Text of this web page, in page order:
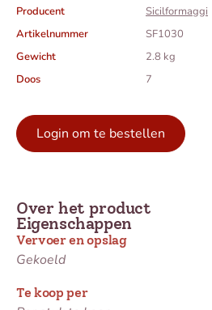
Producent
Sicilformaggi
Artikelnummer
SF1030
Gewicht
2.8 kg
Doos
7
Login om te bestellen
Eigenschappen
Vervoer en opslag
Gekoeld
Te koop per
Over het product